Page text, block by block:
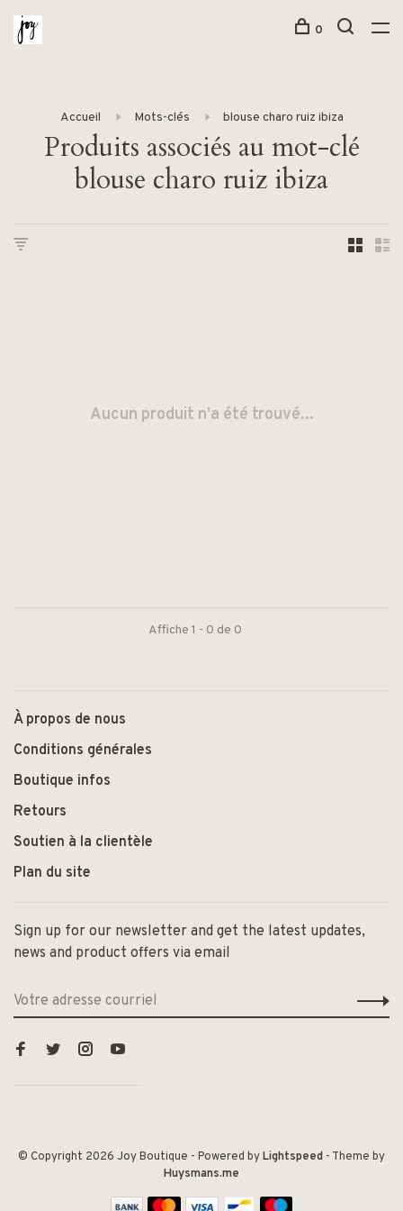
0
Accueil Mots-clés blouse charo ruiz ibiza
Produits associés au mot-clé
blouse charo ruiz ibiza
Aucun produit n'a été trouvé...
Affiche 1 - 0 de 0
À propos de nous
Conditions générales
Boutique infos
Retours
Soutien à la clientèle
Plan du site
Sign up for our newsletter and get the latest updates,
news and product offers via email
© Copyright 2026 Joy Boutique - Powered byLightspeed - Theme by
Huysmans.me